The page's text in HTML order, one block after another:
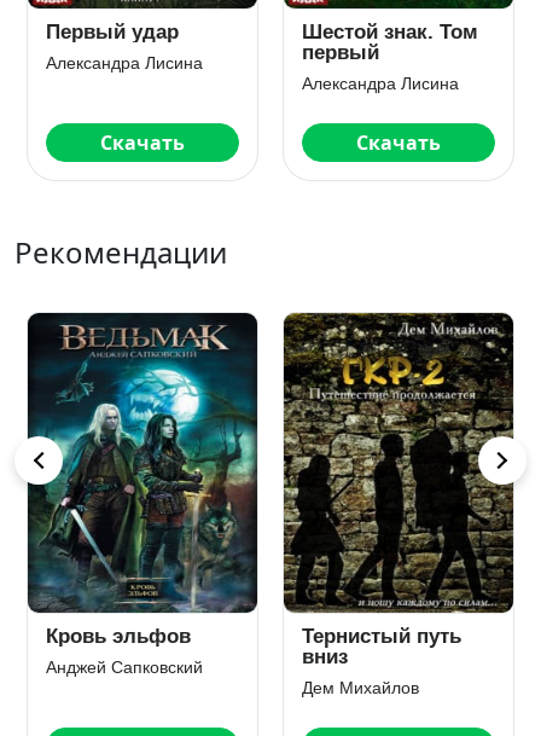
Первый удар
Александра Лисина
Скачать
Шестой знак. Том
первый
Александра Лисина
Скачать
Рекомендации
Кровь эльфов
Анджей Сапковский
Тернистый путь
вниз
Дем Михайлов